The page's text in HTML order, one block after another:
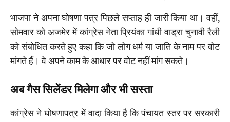
भाजपा ने अपना घोषणा पत्र पिछले सप्ताह ही जारी किया था। वहीं,
सोमवार को अजमेर में कांग्रेस नेता प्रियंका गांधी वाड्रा चुनावी रैली
को संबोधित करते हुए कहा कि जो लोग धर्म या जाति के नाम पर वोट
मांगते हैं। वे अपने काम के आधार पर वोट नहीं मांग सकते।
अब गैस सिलेंडर मिलेगा और भी सस्ता
कांग्रेस ने घोषणापत्र में वादा किया है कि पंचायत स्तर पर सरकारी